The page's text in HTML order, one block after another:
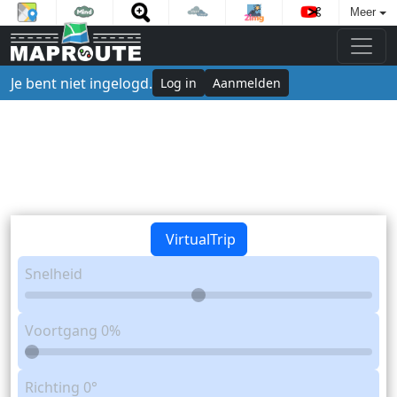
Meer
Je bent niet ingelogd. Log in Aanmelden
VirtualTrip
Snelheid
Voortgang 0%
Richting 0°